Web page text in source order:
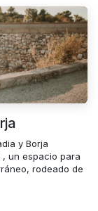
y Borja
un espacio para
rodeado de